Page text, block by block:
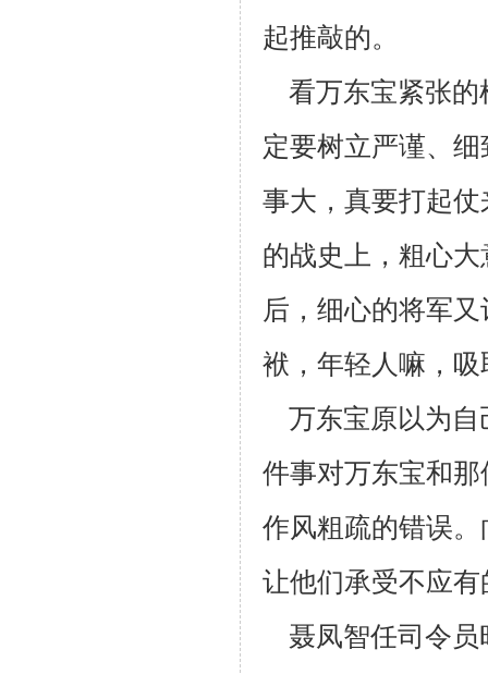
起推敲的。
看万东宝紧张的
定要树立严谨、
事大，真要打起仗
的战史上，粗心
后，细心的将军
袱，年轻人嘛，
万东宝原以为自
件事对万东宝和
作风粗疏的错误。
让他们承受不应
聂凤智任司令员